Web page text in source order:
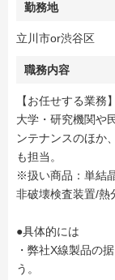
勤務地
立川市or渋谷区
職務内容
【お任せする業務】
大学・研究機関や
ンテナンスのほか
も担当。
※扱い商品：単結
非破壊検査装置/熱
●具体的には
・弊社X線製品の
う。